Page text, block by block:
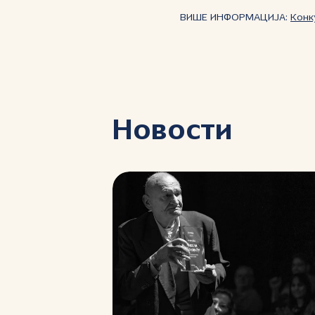
ВИШЕ ИНФОРМАЦИЈА:
Новости